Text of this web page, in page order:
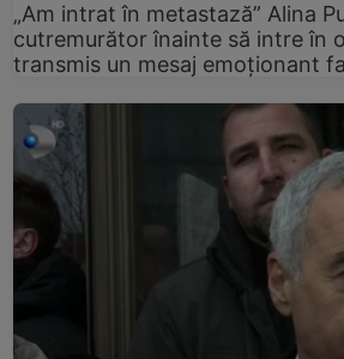
„Am intrat în metastază” Alina
cutremurător înainte să intre în
transmis un mesaj emoționant